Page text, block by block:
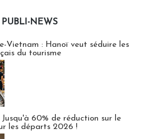
PUBLI-NEWS
Vietnam : Hanoï veut séduire les
du tourisme
Jusqu'à 60% de réduction sur le
les départs 2026 !